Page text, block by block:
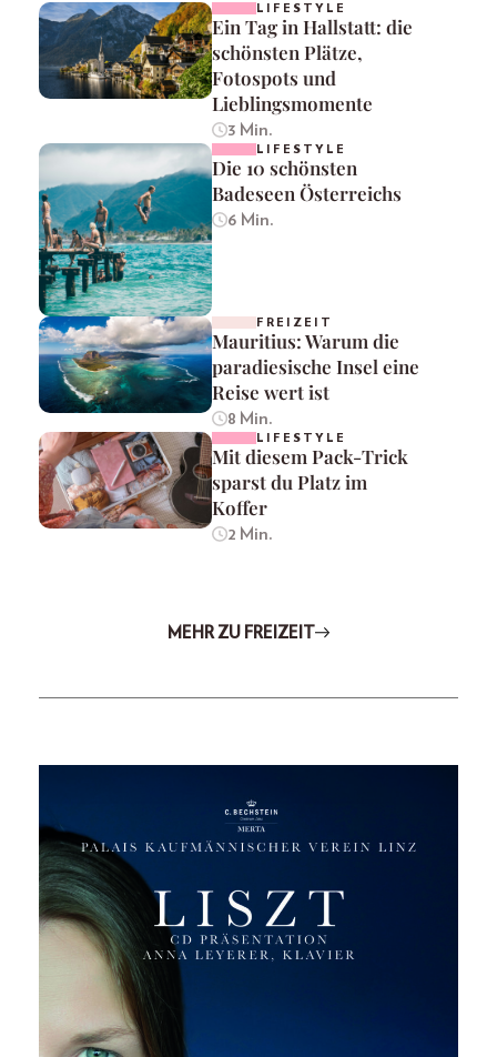
LIFESTYLE
Ein Tag in Hallstatt: die
schönsten Plätze,
Fotospots und
Lieblingsmomente
3 Min.
LIFESTYLE
Die 10 schönsten
Badeseen Österreichs
6 Min.
FREIZEIT
Mauritius: Warum die
paradiesische Insel eine
Reise wert ist
8 Min.
LIFESTYLE
Mit diesem Pack-Trick
sparst du Platz im
Koffer
2 Min.
MEHR ZU FREIZEIT